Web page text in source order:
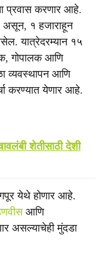
प्रवास करणार आहे.
असून, १ हजाराहून
यात्रेदरम्यान १५
गोपालक आणि
व्यवस्थापन आणि
करण्यात येणार आहे.
शेतीसाठी देशी
येथे होणार आहे.
आणि
असल्याचेही मुंदडा